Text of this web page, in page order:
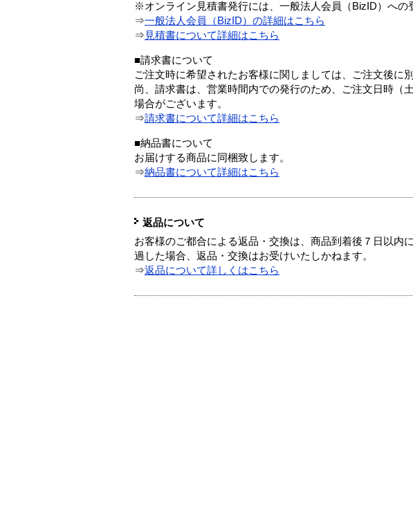
※オンライン見積書発行には、一般法人会員（BizID）への
⇒一般法人会員（BizID）の詳細はこちら
⇒ 見積書について詳細はこちら
■請求書について
ご注文時に希望されたお客様に関しましては、ご注文後に
尚、請求書は、営業時間内での発行のため、ご注文日時（
場合がございます。
⇒請求書について詳細はこちら
■納品書について
お届けする商品に同梱致します。
⇒納品書について詳細はこちら
返品について
お客様のご都合による返品・交換は、商品到着後７日以内
過した場合、返品・交換はお受けいたしかねます。
⇒返品について詳しくはこちら